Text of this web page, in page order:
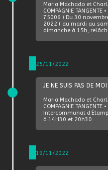
Maria Machado et
COMPAGNIE
75006 ) Du 30
2022 ( du mardi au
dimanche à 15h,
25/11/2022
JE NE SUIS PAS DE MOI
Maria Machado et
COMPAGNIE TANGENTE
Intercommunal
à 14H30 et 20h30
19/11/2022